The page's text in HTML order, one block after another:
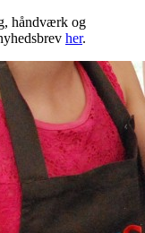
håndværk og
her.